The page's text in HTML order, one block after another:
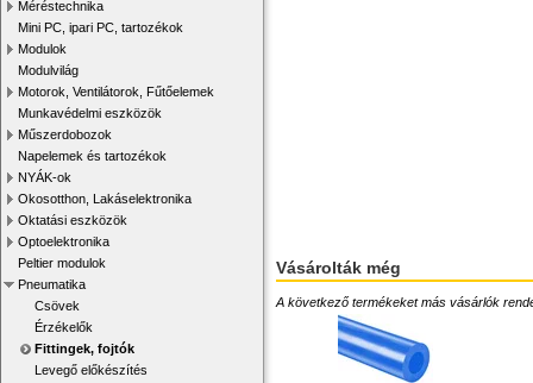
Méréstechnika
Mini PC, ipari PC, tartozékok
Modulok
Modulvilág
Motorok, Ventilátorok, Fűtőelemek
Munkavédelmi eszközök
Műszerdobozok
Napelemek és tartozékok
NYÁK-ok
Okosotthon, Lakáselektronika
Oktatási eszközök
Optoelektronika
Peltier modulok
Pneumatika
Csövek
Érzékelők
Fittingek, fojtók
Levegő előkészítés
Vásárolták még
A következő termékeket más vásárlók